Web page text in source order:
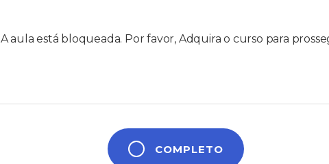
A aula está bloqueada. Por favor, Adquira o curso para
COMPLETO